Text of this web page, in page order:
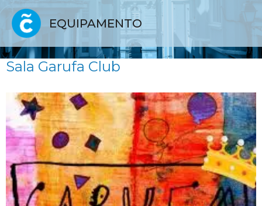
EQUIPAMENTO
Sala Garufa Club